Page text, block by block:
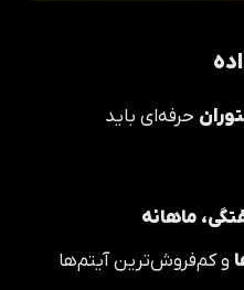
حرفه‌ای باید
ماهانه
و کم‌فروش‌ترین آیتم‌ها